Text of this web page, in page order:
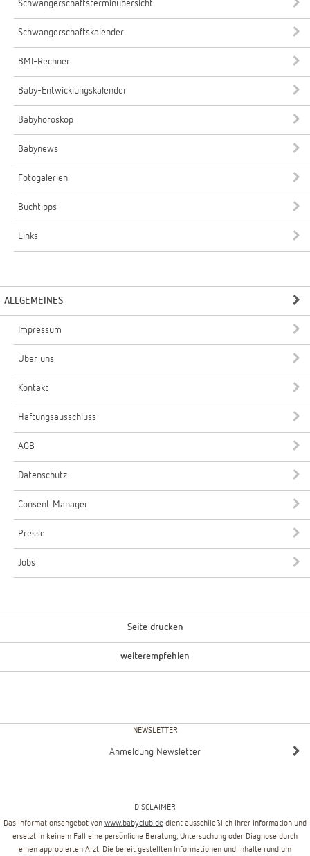
Schwangerschaftsterminübersicht
Schwangerschaftskalender
BMI-Rechner
Baby-Entwicklungskalender
Babyhoroskop
Babynews
Fotogalerien
Buchtipps
Links
ALLGEMEINES
Impressum
Über uns
Kontakt
Haftungsausschluss
AGB
Datenschutz
Consent Manager
Presse
Jobs
Seite drucken
weiterempfehlen
NEWSLETTER
Anmeldung Newsletter
DISCLAIMER
Das Informationsangebot von www.babyclub.de dient ausschließlich Ihrer Information und
ersetzt in keinem Fall eine persönliche Beratung, Untersuchung oder Diagnose durch
einen approbierten Arzt. Die bereit gestellten Informationen und Inhalte rund um